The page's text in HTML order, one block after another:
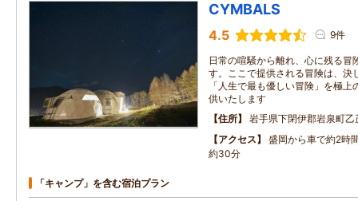
CYMBALS
4.5 9件
日常の喧騒から離れ、心に残る冒
す。ここで提供される冒険は、決
「人生で最も優しい冒険」を極
供いたします
住所
岩手県下閉伊郡岩泉町乙
アクセス
盛岡から車で約2時
約30分
「キャンプ」を含む宿泊プラン